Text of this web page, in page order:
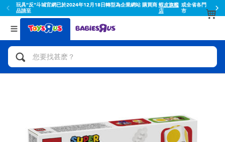
玩具"反"斗城官網已於2024年12月18日轉型為企業網站 購買商
品請至
蝦皮旗艦
店
或全省各門
市
返回
分類目錄
人氣英雄,角色扮演,射擊玩具
返回
品牌
Toy Story玩具總動員